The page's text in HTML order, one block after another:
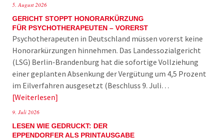
5. August 2026
GERICHT STOPPT HONORARKÜRZUNG
FÜR PSYCHOTHERAPEUTEN – VORERST
Psychotherapeuten in Deutschland müssen vorerst keine
Honorarkürzungen hinnehmen. Das Landessozialgericht
(LSG) Berlin-Brandenburg hat die sofortige Vollziehung
einer geplanten Absenkung der Vergütung um 4,5 Prozent
im Eilverfahren ausgesetzt (Beschluss 9. Juli…
Weiterlesen
9. Juli 2026
LESEN WIE GEDRUCKT: DER
EPPENDORFER ALS PRINTAUSGABE